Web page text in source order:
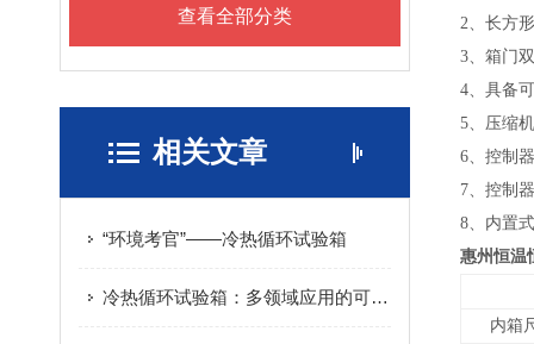
查看全部分类
相关文章
“环境考官”——冷热循环试验箱
冷热循环试验箱：多领域应用的可靠性守护者
2、 长方
3、 箱门
4、 具备
5、 压缩
6、 控制
7、 控制
8、 内置
惠州恒温
内箱